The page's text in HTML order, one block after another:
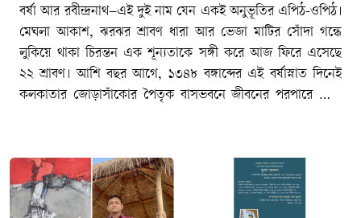
বর্ষা আর রবীন্দ্রনাথ–এই দুই নাম যেন একই অনুভূতির এপিঠ-ওপিঠ।
মেঘলা আকাশ, ঝরঝর শ্রাবণ ধারা আর ভেজা মাটির সোঁদা গন্ধে
লুকিয়ে থাকা চিরন্তন এক শূন্যতাকে সঙ্গী করে আজ ফিরে এসেছে
২২ শ্রাবণ। আশি বছর আগে, ১৩৪৮ বঙ্গাব্দের এই বর্ষাস্নাত দিনেই
কলকাতার জোড়াসাঁকোর পৈতৃক বাসভবনে জীবনের পরপারে পাড়ি
গেলেও বাঙালির হৃদয়ে তিনি এতটুকু পুরোনো হননি। জীবনের
অনাবিল আনন্দ, গভীর বেদনা, বিরহ-মিলন কিংবা প্রার্থনা–মানুষের
মনস্তাত্ত্বিক প্রতিচ্ছবির প্রতিটি নিবিড় কোণে আজও তিনি একইভাবে